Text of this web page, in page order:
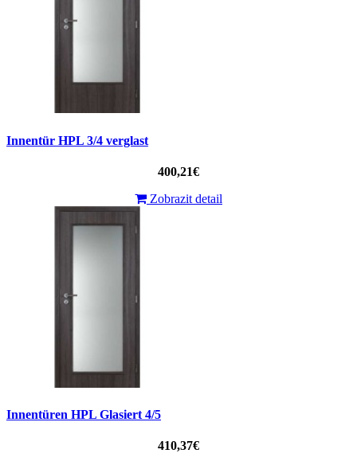
Innentür HPL 3/4 verglast
400,21€
Zobrazit detail
Innentüren HPL Glasiert 4/5
410,37€